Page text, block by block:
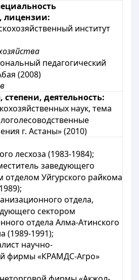
лицензии:
институт
педагогический
(2008)
деятельность:
наук, тема
г. Астаны» (2010)
лесхоза (1983-1984);
заведующего
Уйгурского райкома
отдела,
сектором
отдела Алма-Атинского
(1989-1991);
научно-
фирмы «КРАМДС-Агро»